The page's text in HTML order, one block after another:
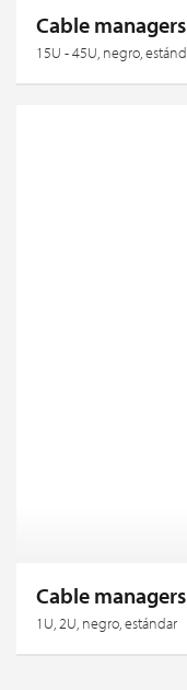
Cable
15U - 45U, negro,
Cable
1U, 2U, negro, estándar